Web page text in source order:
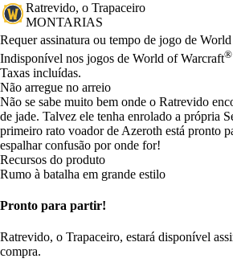
Ratrevido, o Trapaceiro
MONTARIAS
Preço
Available actions
Requer assinatura ou tempo de jogo de
Indisponível nos jogos de World of Warcraft®
Taxas incluídas.
Não arregue no arreio
Não se sabe muito bem onde o Ratrevido
de jade. Talvez ele tenha enrolado a própria
primeiro rato voador de Azeroth está pronto
espalhar confusão por onde for!
Recursos do produto
Rumo à batalha em grande estilo
Pronto para partir!
Ratrevido, o Trapaceiro, estará disponível
compra.